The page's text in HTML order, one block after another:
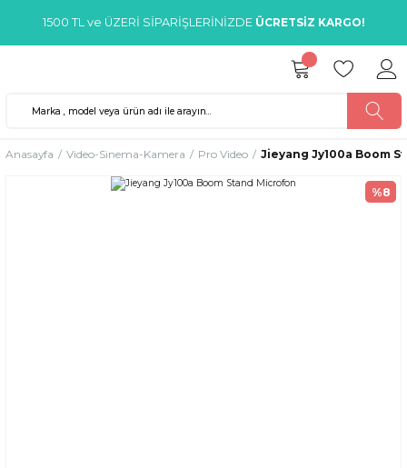
1500 TL ve ÜZERİ SİPARİŞLERİNİZDE ÜCRETSİZ KARGO!
Anasayfa Video-Sinema-Kamera Pro Video Jieyang Jy100a Boom
%8